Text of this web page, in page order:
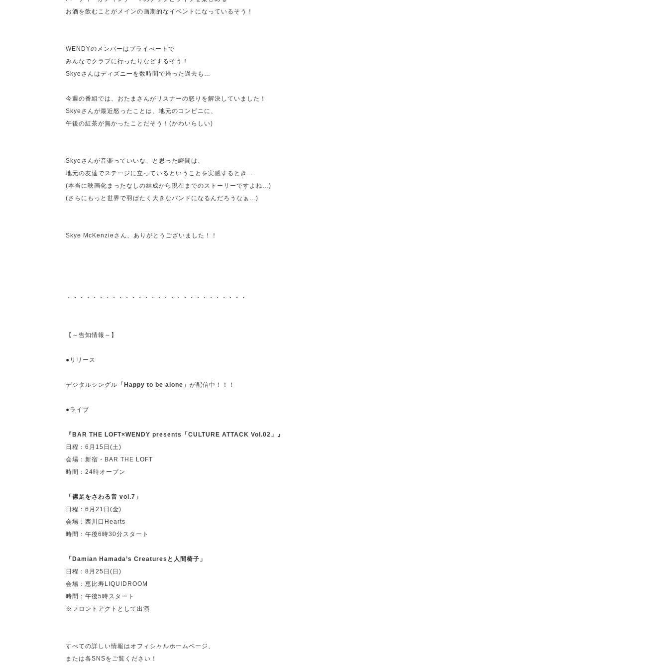
お酒を飲むことがメインの画期的なイベントになっているそう！
WENDYのメンバーはプライべートで
みんなでクラブに行ったりなどするそう！
Skyeさんはディズニーを数時間で帰った過去も…
今週の番組では、おたまさんがリスナーの怒りを解決していました！
Skyeさんが最近怒ったことは、地元のコンビニに、
午後の紅茶が無かったことだそう！(かわいらしい)
Skyeさんが音楽っていいな、と思った瞬間は、
地元の友達でステージに立っているということを実感するとき…
(本当に映画化まったなしの結成から現在までのストーリーですよね…)
(さらにもっと世界で羽ばたく大きなバンドになるんだろうなぁ…)
Skye McKenzieさん、ありがとうございました！！
・・・・・・・・・・・・・・・・・・・・・・・・・・・・
【～告知情報～】
●リリース
デジタルシングル 「Happy to be alone」 が配信中！！！
●ライブ
『BAR THE LOFT×WENDY presents「CULTURE ATTACK Vol.02」』
日程：6月15日(土)
会場：新宿・BAR THE LOFT
時間：24時オープン
「襟足をさわる音 vol.7」
日程：6月21日(金)
会場：西川口Hearts
時間：午後6時30分スタート
「Damian Hamada’s Creaturesと人間椅子」
日程：8月25日(日)
会場：恵比寿LIQUIDROOM
時間：午後5時スタート
※フロントアクトとして出演
すべての詳しい情報はオフィシャルホームページ、
または各SNSをご覧ください！